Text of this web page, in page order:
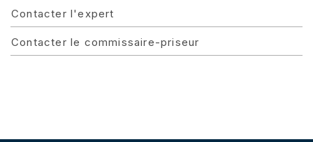
Contacter l'expert
Contacter le commissaire-priseur